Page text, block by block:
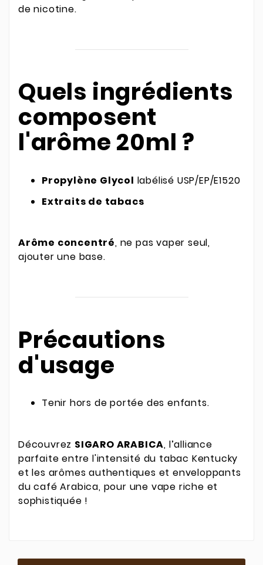
de nicotine.
Quels ingrédients
composent
l'arôme 20ml ?
Propylène Glycol labélisé USP/EP/E1520
Extraits de tabacs
Arôme concentré, ne pas vaper seul,
ajouter une base.
Précautions
d'usage
Tenir hors de portée des enfants.
Découvrez SIGARO ARABICA, l’alliance
parfaite entre l'intensité du tabac Kentucky
et les arômes authentiques et enveloppants
du café Arabica, pour une vape riche et
sophistiquée !